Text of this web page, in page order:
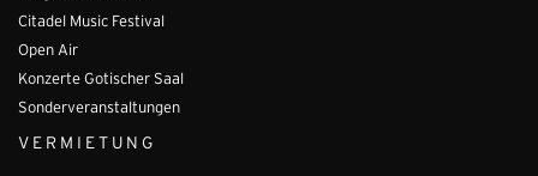
Citadel Music Festival
Open Air
Konzerte Gotischer Saal
Sonderveranstaltungen
VERMIETUNG